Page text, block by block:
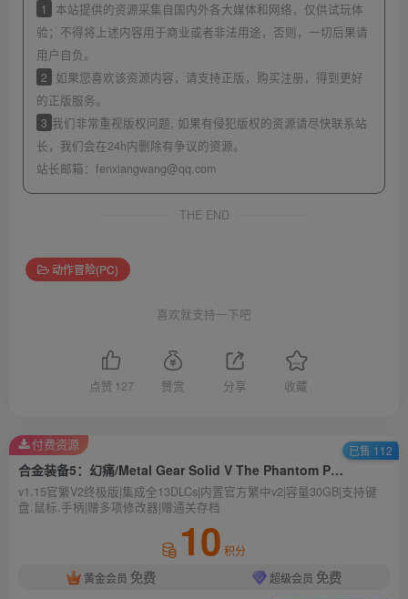
1
本站提供的资源采集自国内外各大媒体和网络，仅供试玩体
验；不得将上述内容用于商业或者非法用途，否则，一切后果请
用户自负。
2
如果您喜欢该资源内容，请支持正版，购买注册，得到更好
的正版服务。
3 我们非常重视版权问题, 如果有侵犯版权的资源请尽快联系站
长，我们会在24h内删除有争议的资源。
站长邮箱： fenxiangwang@qq.com
THE END
动作冒险(PC)
喜欢就支持一下吧
点赞 127 赞赏 分享 收藏
合金装备5：幻痛/Metal Gear Solid V The Phantom Pain
v1.15官繁V2终极版|集成全13DLCs|内置官方繁中v2|容量30GB|支持键
盘.鼠标.手柄|赠多项修改器|赠通关存档
10 积分
黄金会员 免费 超级会员 免费
付费资源 已售 112